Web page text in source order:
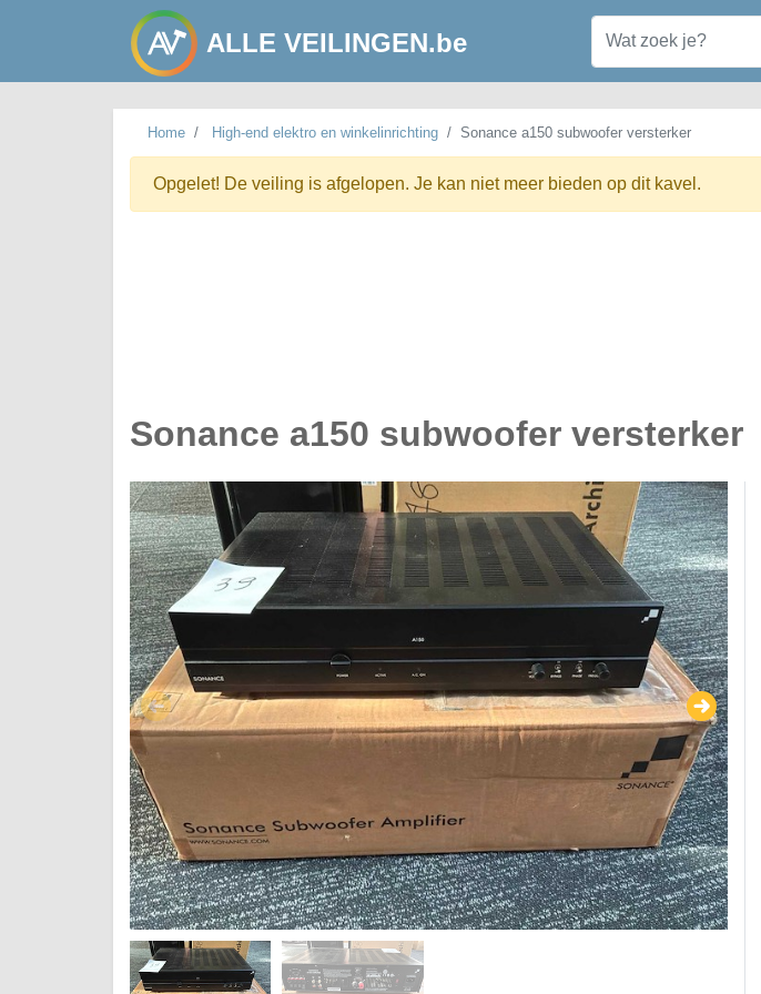
ALLE VEILINGEN.be
Home High-end elektro en winkelinrichting Sonance a150 subwoofer versterker
Opgelet! De veiling is afgelopen. Je kan niet meer bieden op dit kavel.
Sonance a150 subwoofer versterker